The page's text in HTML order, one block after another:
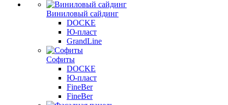
Виниловый сайдинг
DOCKE
Ю-пласт
GrandLine
Софиты
DOCKE
Ю-пласт
FineBer
FineBer